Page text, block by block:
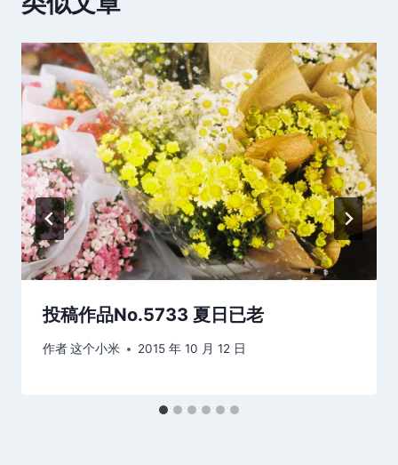
投稿作品No.5733 夏日已老
作者这个小米 2015 年 10 月 12 日